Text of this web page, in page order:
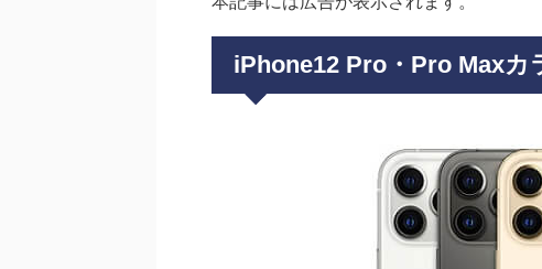
iPhone12 Pro・Pro Maxカ